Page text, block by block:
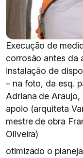
Execução de
corrosão antes da
instalação de
– na foto, da esq.
Adriana de Araujo,
apoio (arquiteta
mestre de obra
Oliveira)
otimizado o